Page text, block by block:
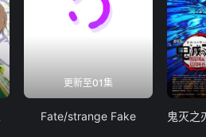
更新至01集
Fate/strange Fake